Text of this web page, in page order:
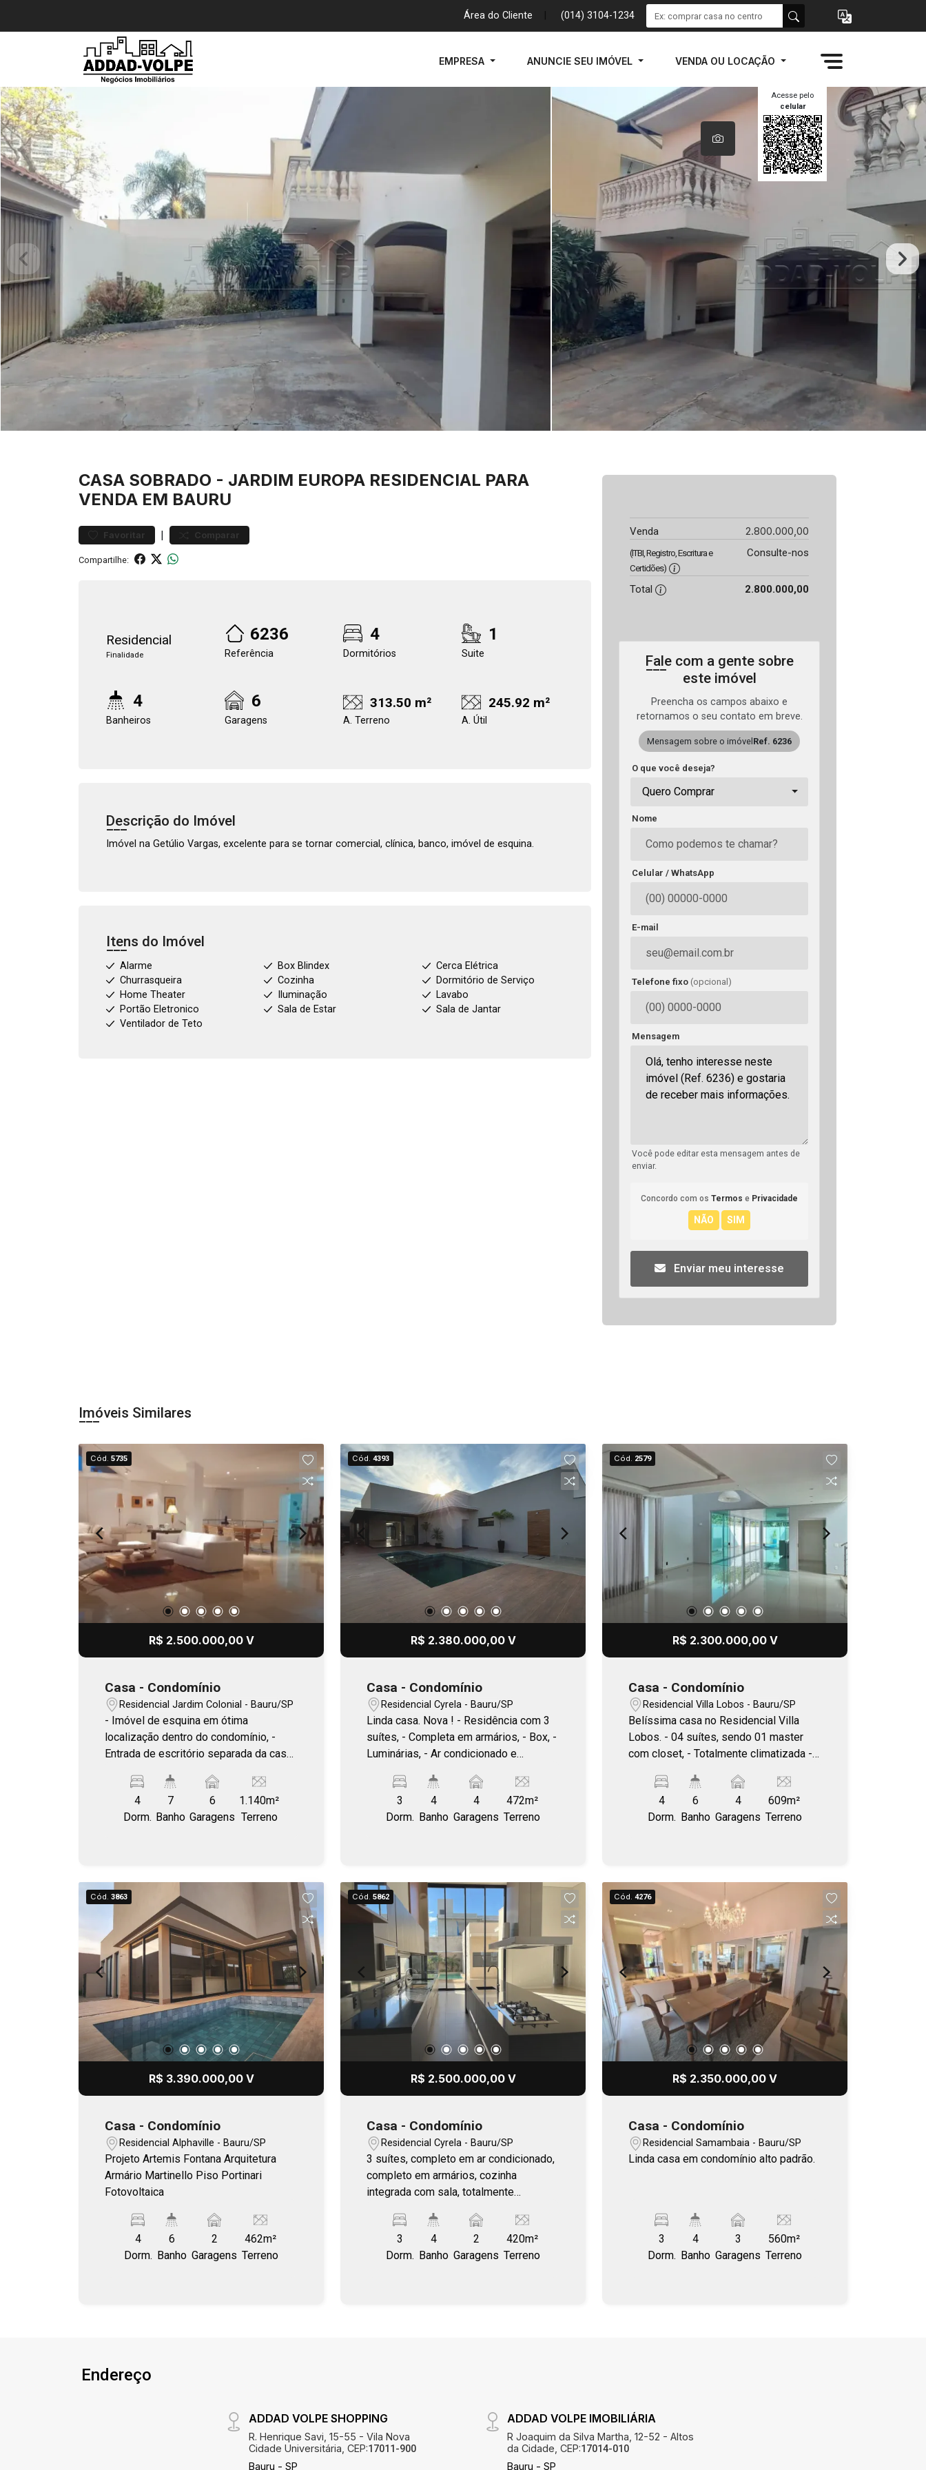
Área do Cliente (014) 3104-1234
EMPRESA ANUNCIE SEU IMÓVEL VENDA OU LOCAÇÃO
Acesse pelo
celular
CASA SOBRADO - JARDIM EUROPA RESIDENCIAL PARA
VENDA EM BAURU
Favoritar | Comparar
Compartilhe:
Residencial
Finalidade
6236
Referência
4
Dormitórios
1
Suite
4
Banheiros
6
Garagens
313.50 m²
A. Terreno
245.92 m²
A. Útil
Descrição do Imóvel
Imóvel na Getúlio Vargas, excelente para se tornar comercial, clínica, banco, imóvel de esquina.
Itens do Imóvel
Alarme Box Blindex
Cerca Elétrica
Churrasqueira
Cozinha
Dormitório de Serviço
Home Theater
Iluminação
Lavabo
Portão Eletronico
Sala de Estar
Sala de Jantar
Ventilador de Teto
Venda 2.800.000,00
(ITBI, Registro, Escritura e
Certidões)
Consulte-nos
Total 2.800.000,00
Fale com a gente sobre
este imóvel
Preencha os campos abaixo e
retornamos o seu contato em breve.
Mensagem sobre o imóvel Ref. 6236
O que você deseja?
Quero Comprar
Nome
Celular / WhatsApp
E-mail
Telefone fixo (opcional)
Mensagem
Você pode editar esta mensagem antes de
enviar.
Concordo com os Termos e Privacidade
Enviar meu interesse
Imóveis Similares
Cód. 5735
R$ 2.500.000,00 V
Casa - Condomínio
Residencial Jardim Colonial - Bauru/SP
- Imóvel de esquina em ótima
localização dentro do condomínio, -
Entrada de escritório separada da casa,
Acabamento impecável, piso em
mármore espanhol, espaço gourmet
completo, adega, - Aceita até R$
4
Dorm.
7
Banho
6
Garagens
1.140m²
Terreno
Cód. 4393
R$ 2.380.000,00 V
Casa - Condomínio
Residencial Cyrela - Bauru/SP
Linda casa. Nova ! - Residência com 3
suítes, - Completa em armários, - Box, -
Luminárias, - Ar condicionado e
3
Dorm.
4
Banho
4
Garagens
472m²
Terreno
Cód. 2579
R$ 2.300.000,00 V
Casa - Condomínio
Residencial Villa Lobos - Bauru/SP
Belíssima casa no Residencial Villa
Lobos. - 04 suítes, sendo 01 master
com closet, - Totalmente climatizada -
Sala de jantar, - Cozinha planejada, -
Despensa, - Lavabo, - Escritório, -
Varanda, - Área gourmet, - Piscina, -
casa? Fale conosco e agende uma
visita!
4
Dorm.
6
Banho
4
Garagens
609m²
Terreno
Cód. 3863
R$ 3.390.000,00 V
Casa - Condomínio
Residencial Alphaville - Bauru/SP
Projeto Artemis Fontana Arquitetura
Armário Martinello Piso Portinari
Fotovoltaica
4
Dorm.
6
Banho
2
Garagens
462m²
Terreno
Cód. 5862
R$ 2.500.000,00 V
Casa - Condomínio
Residencial Cyrela - Bauru/SP
3 suítes, completo em ar condicionado,
completo em armários, cozinha
integrada com sala, totalmente
3
Dorm.
4
Banho
2
Garagens
420m²
Terreno
Cód. 4276
R$ 2.350.000,00 V
Casa - Condomínio
Residencial Samambaia - Bauru/SP
Linda casa em condomínio alto padrão.
3
Dorm.
4
Banho
3
Garagens
560m²
Terreno
Endereço
ADDAD VOLPE SHOPPING
R. Henrique Savi, 15-55 - Vila Nova
Cidade Universitária, CEP:17011-900
Bauru - SP
ADDAD VOLPE IMOBILIÁRIA
R Joaquim da Silva Martha, 12-52 - Altos
da Cidade, CEP:17014-010
Bauru - SP